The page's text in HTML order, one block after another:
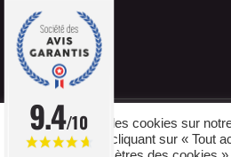
Nous utilisons des cookies sur
vos visites. En cliquant sur « Tout
9.4/10